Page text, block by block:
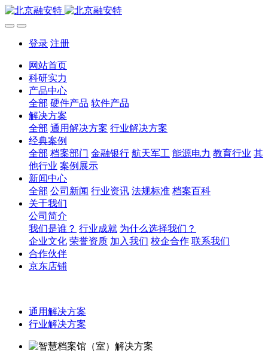
登录 注册
网站首页
科研实力
产品中心
全部 硬件产品 软件产品
解决方案
全部 通用解决方案 行业解决方案
经典案例
全部 档案部门 金融银行 航天军工 能源电力 教育行业 其
他行业 案例展示
新闻中心
全部 公司新闻 行业资讯 法规标准 档案百科
关于我们
公司简介
我们是谁？ 行业成就 为什么选择我们？
企业文化 荣誉资质 加入我们 校企合作 联系我们
合作伙伴
京东店铺
通用解决方案
行业解决方案